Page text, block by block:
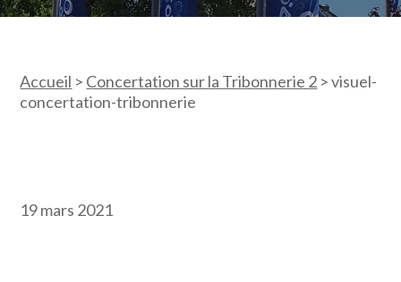
Accueil > Concertation sur la Tribonnerie 2 >visuel-
concertation-tribonnerie
19 mars 2021